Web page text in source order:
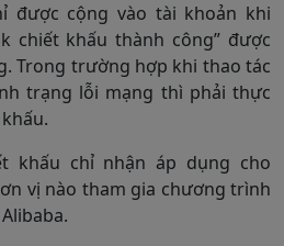
được cộng vào tài khoản khi
chiết khấu thành công” được
Trong trường hợp khi thao tác
trạng lỗi mạng thì phải thực
khấu chỉ nhận áp dụng cho
vị nào tham gia chương trình